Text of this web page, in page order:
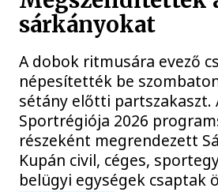
sárkányokat
A dobok ritmusára evező
népesítették be
sétány előtti partszakaszt.
Sportrégiója 2026
részeként megrendezett
Kupán civil, céges,
belügyi egységek csaptak